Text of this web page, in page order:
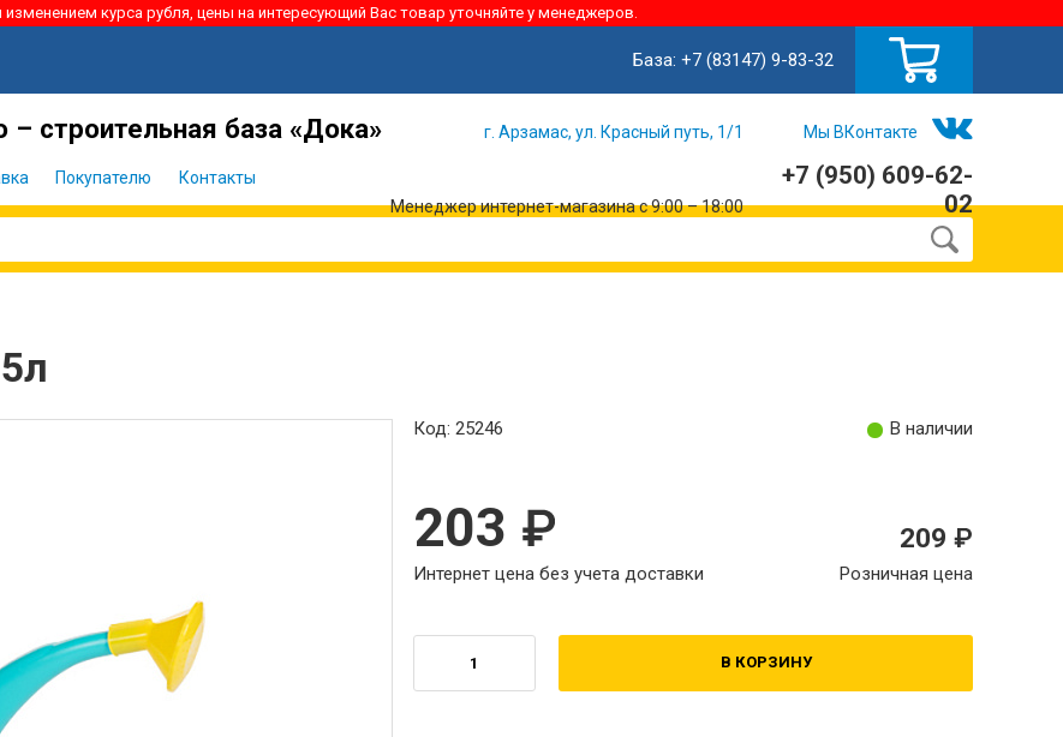
изменением курса рубля, цены на интересующий Вас товар уточняйте у менеджеров.
База: +7 (83147) 9-83-32
– строительная база «Дока»
Покупателю Контакты
г. Арзамас, ул. Красный путь, 1/1 Мы ВКонтакте
Менеджер интернет-магазина с 9:00 – 18:00
+7 (950) 609-62-
02
Код: 25246 В наличии
203
Интернет цена без учета доставки
209
Розничная цена
В КОРЗИНУ